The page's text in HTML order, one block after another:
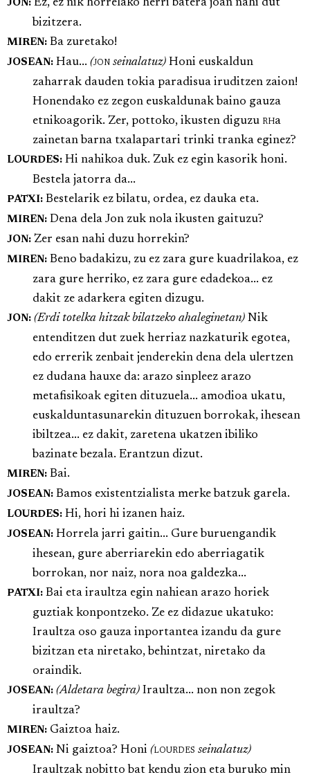
JON: Ez, ez nik horrelako herri batera joan nahi dut
bizitzera.
MIREN: Ba zuretako!
JOSEAN: Hau... (jon seinalatuz) Honi euskaldun
zaharrak dauden tokia paradisua iruditzen zaion!
Honendako ez zegon euskaldunak baino gauza
etnikoagorik. Zer, pottoko, ikusten diguzu rha
zainetan barna txalapartari trinki tranka eginez?
LOURDES: Hi nahikoa duk. Zuk ez egin kasorik honi.
Bestela jatorra da...
PATXI: Bestelarik ez bilatu, ordea, ez dauka eta.
MIREN: Dena dela Jon zuk nola ikusten gaituzu?
JON: Zer esan nahi duzu horrekin?
MIREN: Beno badakizu, zu ez zara gure kuadrilakoa, ez
zara gure herriko, ez zara gure edadekoa... ez
dakit ze adarkera egiten dizugu.
JON: (Erdi totelka hitzak bilatzeko ahaleginetan) Nik
entenditzen dut zuek herriaz nazkaturik egotea,
edo errerik zenbait jenderekin dena dela ulertzen
ez dudana hauxe da: arazo sinpleez arazo
metafisikoak egiten dituzuela... amodioa ukatu,
euskalduntasunarekin dituzuen borrokak, ihesean
ibiltzea... ez dakit, zaretena ukatzen ibiliko
bazinate bezala. Erantzun dizut.
MIREN: Bai.
JOSEAN: Bamos existentzialista merke batzuk garela.
LOURDES: Hi, hori hi izanen haiz.
JOSEAN: Horrela jarri gaitin... Gure buruengandik
ihesean, gure aberriarekin edo aberriagatik
borrokan, nor naiz, nora noa galdezka...
PATXI: Bai eta iraultza egin nahiean arazo horiek
guztiak konpontzeko. Ze ez didazue ukatuko:
Iraultza oso gauza inportantea izandu da gure
bizitzan eta niretako, behintzat, niretako da
oraindik.
JOSEAN: (Aldetara begira) Iraultza... non non zegok
iraultza?
MIREN: Gaiztoa haiz.
JOSEAN: Ni gaiztoa? Honi (lourdes seinalatuz)
Iraultzak nobitto bat kendu zion eta buruko min